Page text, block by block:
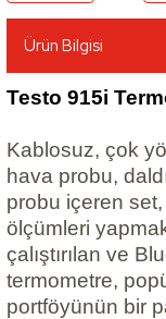
Ürün Bilgisi
Testo 915i
Kablosuz, çok
hava probu,
probu içeren
ölçümleri
çalıştırılan ve
termometre,
portföyünün bir